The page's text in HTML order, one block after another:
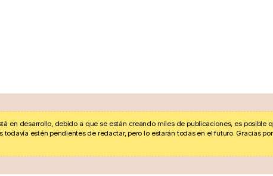
en desarrollo, debido a que se están creando miles de publicaciones, es posible
estén pendientes de redactar, pero lo estarán todas en el futuro. Gracias